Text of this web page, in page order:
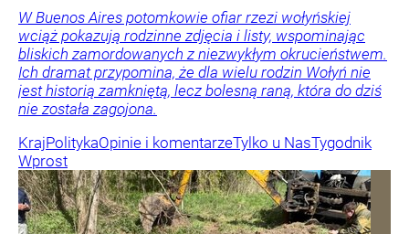
W Buenos Aires potomkowie ofiar rzezi wołyńskiej
wciąż pokazują rodzinne zdjęcia i listy, wspominając
bliskich zamordowanych z niezwykłym okrucieństwem.
Ich dramat przypomina, że dla wielu rodzin Wołyń nie
jest historią zamkniętą, lecz bolesną raną, która do dziś
nie została zagojona.
KrajPolitykaOpinie i komentarzeTylko u NasTygodnik
Wprost